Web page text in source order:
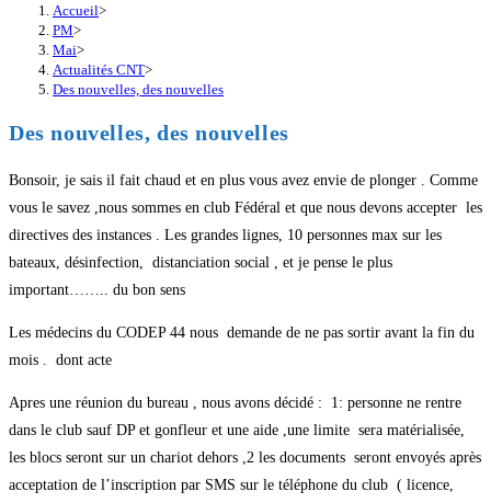
Accueil>
PM>
Mai>
Actualités CNT>
Des nouvelles, des nouvelles
Des nouvelles, des nouvelles
Bonsoir, je sais il fait chaud et en plus vous avez envie de plonger . Comme
vous le savez ,nous sommes en club Fédéral et que nous devons accepter les
directives des instances . Les grandes lignes, 10 personnes max sur les
bateaux, désinfection, distanciation social , et je pense le plus
important…….. du bon sens
Les médecins du CODEP 44 nous demande de ne pas sortir avant la fin du
mois . dont acte
Apres une réunion du bureau , nous avons décidé : 1: personne ne rentre
dans le club sauf DP et gonfleur et une aide ,une limite sera matérialisée,
les blocs seront sur un chariot dehors ,2 les documents seront envoyés après
acceptation de l’inscription par SMS sur le téléphone du club ( licence,